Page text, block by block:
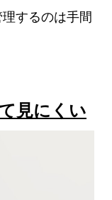
するのは手間
見にくい